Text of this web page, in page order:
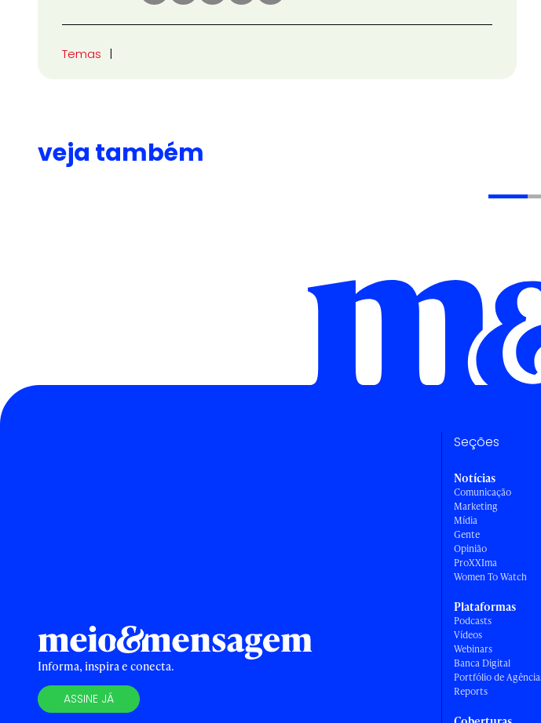
Temas
veja também
Informa, inspira e conecta.
ASSINE JÁ
Seções
Notícias
Comunicação
Marketing
Mídia
Gente
Opinião
ProXXIma
Women To Watch
Plataformas
Podcasts
Vídeos
Webinars
Banca Digital
Portfólio de
Reports